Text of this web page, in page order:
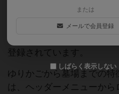
当サイトに掲載されてい
の情報は、ボドゲーマ運
ーご本人様・有志の皆様に
登録されています。
ゆりかごから墓場までの
は、ヘッダーメニューか
または
メールで会員登録
しばらく表示しない